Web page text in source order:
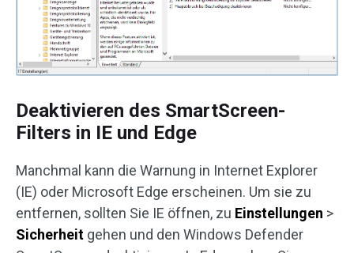
Deaktivieren des SmartScreen-
Filters in IE und Edge
Manchmal kann die Warnung in Internet Explorer
(IE) oder Microsoft Edge erscheinen. Um sie zu
entfernen, sollten Sie IE öffnen, zu Einstellungen >
Sicherheit gehen und den Windows Defender